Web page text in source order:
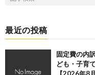
最近の投稿
固定費の内
ども・子育